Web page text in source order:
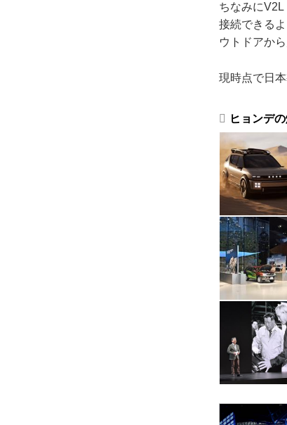
ちなみに
接続できる
ウトドアか
現時点で日
ヒョンデ